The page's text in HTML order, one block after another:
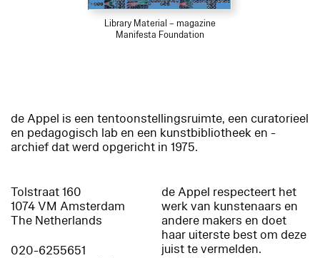
Library Material – magazine
Manifesta Foundation
de Appel is een tentoonstellingsruimte, een curatorieel
en pedagogisch lab en een kunstbibliotheek en -
archief dat werd opgericht in 1975.
Tolstraat 160
1074 VM Amsterdam
The Netherlands
020-6255651
de Appel respecteert het
werk van kunstenaars en
andere makers en doet
haar uiterste best om deze
juist te vermelden.